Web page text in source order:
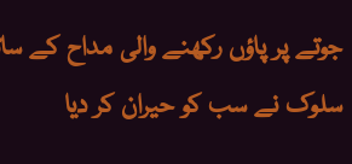
جوتے پر پاؤں رکھنے والی مداح کے
سلوک نے سب کو حیران کر دیا